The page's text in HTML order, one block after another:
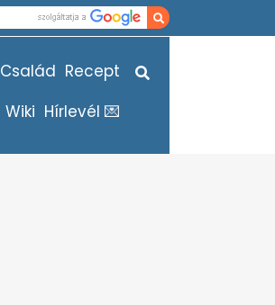
Család Recept
Wiki Hírlevél 💌